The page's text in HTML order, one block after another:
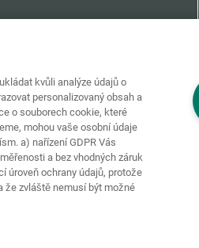
kvůli analýze údajů o
personalizovaný obsah a
o souborech cookie, které
mohou vaše osobní údaje
a) nařízení GDPR Vás
a bez vhodných záruk
úroveň ochrany údajů, protože
že zvláště nemusí být možné